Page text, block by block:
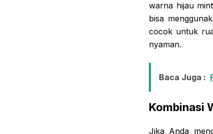
warna hijau
bisa
cocok untuk
nyaman.
Baca Juga :
Kombinasi
Jika Anda